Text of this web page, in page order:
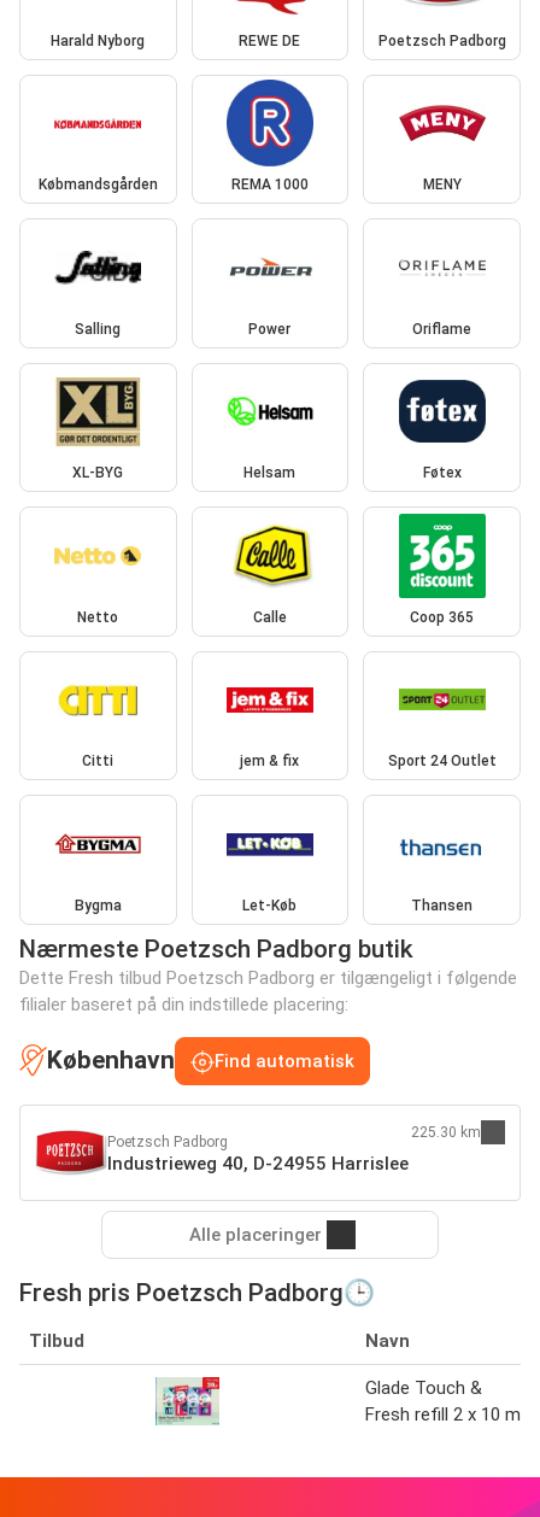
Harald Nyborg REWE DE Poetzsch Padborg
Købmandsgården REMA 1000 MENY
Salling Power Oriflame
XL-BYG Helsam Føtex
Netto Calle Coop 365
Citti jem & fix Sport 24 Outlet
Bygma Let-Køb Thansen
Nærmeste Poetzsch Padborg butik
Dette Fresh tilbud Poetzsch Padborg er tilgængeligt i følgende
filialer baseret på din indstillede placering:
København Find automatisk
Poetzsch Padborg
Industrieweg 40, D-24955 Harrislee
225.30 km
Alle placeringer
Fresh pris Poetzsch Padborg🕒
Tilbud Navn
Glade Touch &
Fresh refill 2 x 10 ml